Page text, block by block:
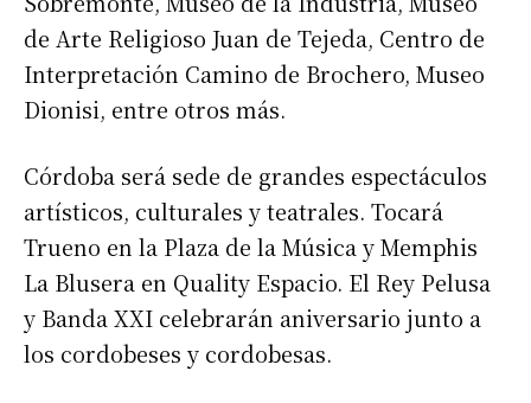
de Arte Religioso Juan de Tejeda, Centro de
Interpretación Camino de Brochero, Museo
Dionisi, entre otros más.
Córdoba será sede de grandes espectáculos
artísticos, culturales y teatrales. Tocará
Trueno en la Plaza de la Música y Memphis
La Blusera en Quality Espacio. El Rey Pelusa
y Banda XXI celebrarán aniversario junto a
los cordobeses y cordobesas.